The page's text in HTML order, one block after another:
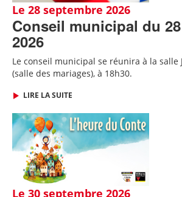
Le 28 septembre 2026
Conseil municipal du
2026
Le conseil municipal se réunira à la salle
(salle des mariages), à 18h30.
LIRE LA SUITE
Le 30 septembre 2026